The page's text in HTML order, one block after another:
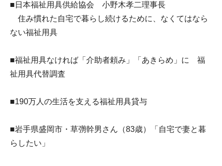
■日本福祉用具供給協会 小野木孝二理事長
住み慣れた自宅で暮らし続けるために、なくてはなら
ない福祉用具
■福祉用具なければ「介助者頼み」「あきらめ」に 福
祉用具代替調査
■190万人の生活を支える福祉用具貸与
■岩手県盛岡市・草彅幹男さん（83歳）「自宅で妻と暮
らしたい」